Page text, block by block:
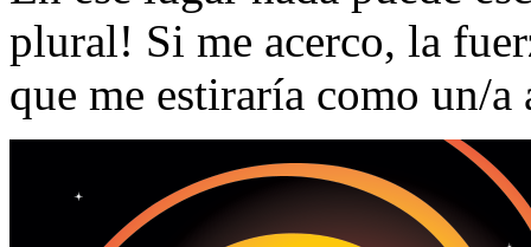
plural! Si me acerco, la
que me estiraría como un/a